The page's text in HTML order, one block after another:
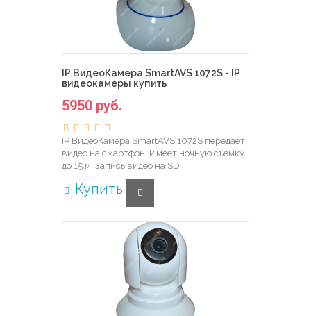
IP ВидеоКамера SmartAVS 1072S - IP
видеокамеры купить
5950 руб.
IP ВидеоКамера SmartAVS 1072S передает
видео на смартфон. Имеет ночную съемку
до 15 м. Запись видео на SD
Купить